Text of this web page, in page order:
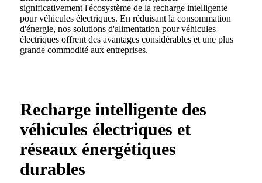
significativement l'écosystème de la recharge intelligente
pour véhicules électriques. En réduisant la consommation
d'énergie, nos solutions d'alimentation pour véhicules
électriques offrent des avantages considérables et une plus
grande commodité aux entreprises.
Recharge intelligente des
véhicules électriques et
réseaux énergétiques
durables